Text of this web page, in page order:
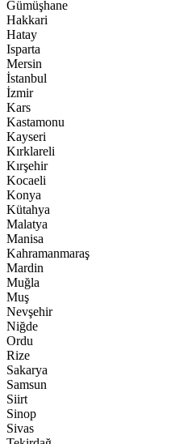
Gümüşhane
Hakkari
Hatay
Isparta
Mersin
İstanbul
İzmir
Kars
Kastamonu
Kayseri
Kırklareli
Kırşehir
Kocaeli
Konya
Kütahya
Malatya
Manisa
Kahramanmaraş
Mardin
Muğla
Muş
Nevşehir
Niğde
Ordu
Rize
Sakarya
Samsun
Siirt
Sinop
Sivas